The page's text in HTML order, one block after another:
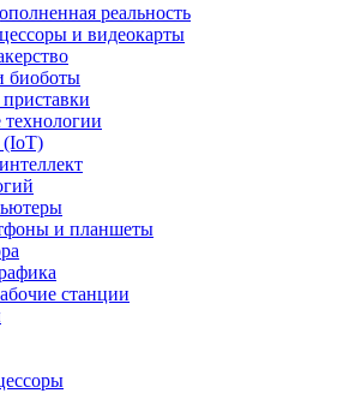
реальность
и видеокарты
биоботы
(IoT)
и планшеты
станции